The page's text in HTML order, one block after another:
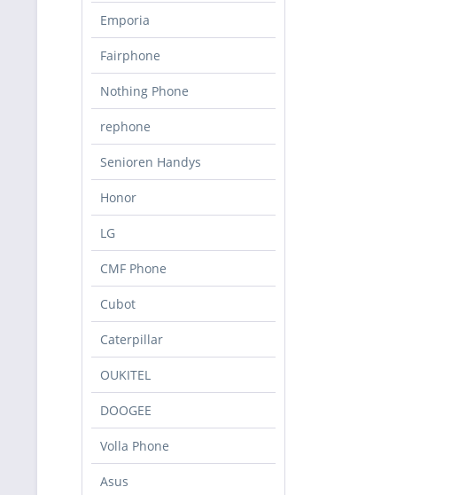
Emporia
Fairphone
Nothing Phone
rephone
Senioren Handys
Honor
LG
CMF Phone
Cubot
Caterpillar
OUKITEL
DOOGEE
Volla Phone
Asus